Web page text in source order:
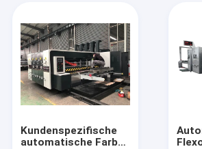
Kundenspezifische
automatische Farbe